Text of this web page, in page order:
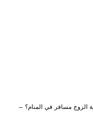
الزوج مسافر في المنام؟ –